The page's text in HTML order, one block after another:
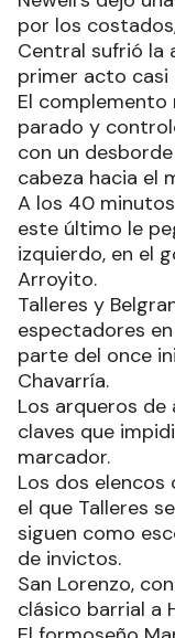
por los
Central sufrió la
primer acto casi
El
parado y
con un
cabeza hacia el
A los 40
este último le
izquierdo, en el
Arroyito.
Talleres y
espectadores
parte del once
Chavarría.
Los arqueros de
claves que
marcador.
Los dos elencos
el que Talleres
siguen como
de invictos.
San Lorenzo,
clásico barrial a